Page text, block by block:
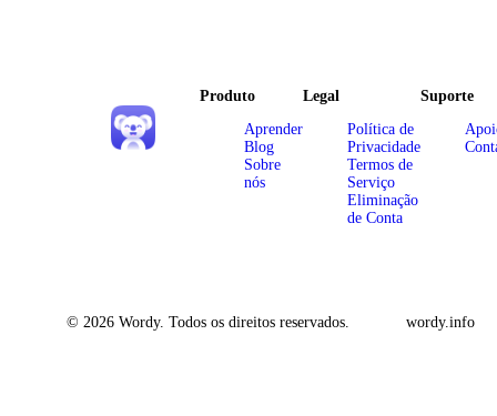
Produto
Aprender
Blog
Sobre
nós
Legal
Política de
Privacidade
Termos de
Serviço
Eliminação
de Conta
Suporte
© 2026 Wordy. Todos os direitos reservados. wordy.info